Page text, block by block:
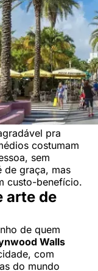
pra
costumam
sem
de graça, mas
custo-benefício.
arte de
de quem
Walls
com
do mundo